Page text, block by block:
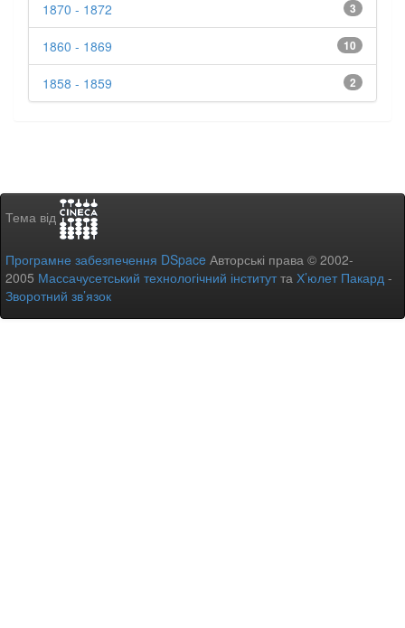
3
1870 - 1872
10
1860 - 1869
2
1858 - 1859
Тема від
Програмне забезпечення DSpace Авторські права © 2002-
2005 Массачусетський технологічний інститутта Х’юлет Пакард -
Зворотний зв’язок